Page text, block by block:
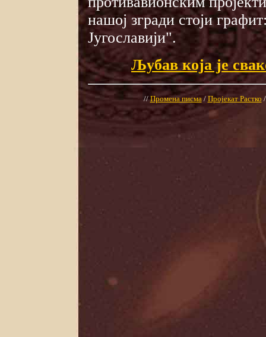
нашој згради стоји
Југославији".
Љубав која је
//Промена писма/ Пројекат Растко